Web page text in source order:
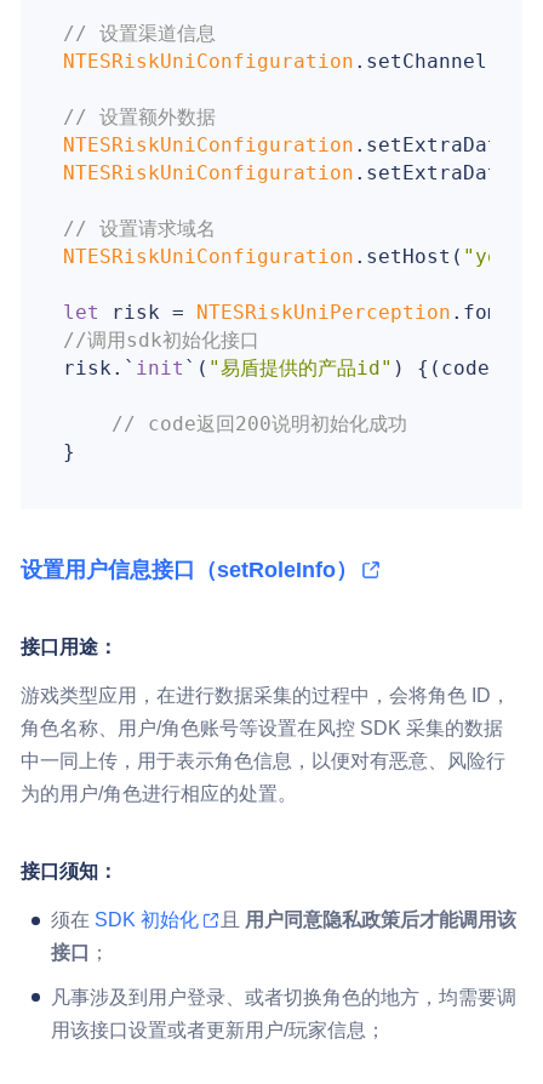
// 设置渠道信息
NTESRiskUniConfiguration .setChannel(
// 设置额外数据
NTESRiskUniConfiguration .setExtraData(
NTESRiskUniConfiguration .setExtraData(
// 设置请求域名
NTESRiskUniConfiguration .setHost(
let risk = NTESRiskUniPerception
//调用sdk初始化接口
risk.` init `( "易盾提供的产品id" ) {(code:
// code返回200说明初始化成功
设置用户信息接口（setRoleInfo）
接口用途：
游戏类型应用，在进行数据采集的过程中，会将角色 ID，
角色名称、用户/角色账号等设置在风控 SDK 采集的数据
中一同上传，用于表示角色信息，以便对有恶意、风险行
为的用户/角色进行相应的处置。
接口须知：
须在 SDK 初始化 且 用户同意隐私政策后才能调用该
接口
；
凡事涉及到用户登录、或者切换角色的地方，均需要调
用该接口设置或者更新用户/玩家信息；